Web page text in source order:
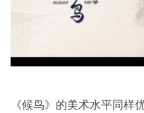
《候鸟》的美术水平同样